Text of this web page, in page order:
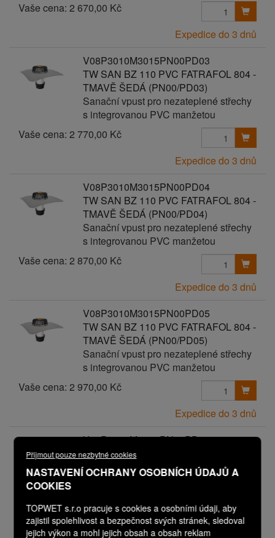
Přijmout pouze nezbytné cookies
NASTAVENÍ OCHRANY OSOBNÍCH ÚDAJŮ A
COOKIES
TOPWET s.r.o pracuje s cookies a osobními údaji, aby
zajistil spolehlivost a bezpečnost svých stránek, sledoval
jejich výkon a mohl jejich obsah a obsah reklam
Vaše cena: 2 670,00 Kč
Expedice do 3 dnů
V08P3010M3015PN00PD03
TW SAN BZ 110 PVC FATRAFOL 804 -
TMAVĚ ŠEDÁ (PN00/PD03)
Sanační vpust pro nezateplené střechy
s integrovanou PVC manžetou
Vaše cena: 2 770,00 Kč
Expedice do 3 dnů
V08P3010M3015PN00PD04
TW SAN BZ 110 PVC FATRAFOL 804 -
TMAVĚ ŠEDÁ (PN00/PD04)
Sanační vpust pro nezateplené střechy
s integrovanou PVC manžetou
Vaše cena: 2 870,00 Kč
Expedice do 3 dnů
V08P3010M3015PN00PD05
TW SAN BZ 110 PVC FATRAFOL 804 -
TMAVĚ ŠEDÁ (PN00/PD05)
Sanační vpust pro nezateplené střechy
s integrovanou PVC manžetou
Vaše cena: 2 970,00 Kč
Expedice do 3 dnů
V08P3010M3015PN00PD06
TW SAN BZ 110 PVC FATRAFOL 804 -
TMAVĚ ŠEDÁ (PN00/PD06)
Sanační vpust pro nezateplené střechy
Vaše cena:3 070,00 Kč